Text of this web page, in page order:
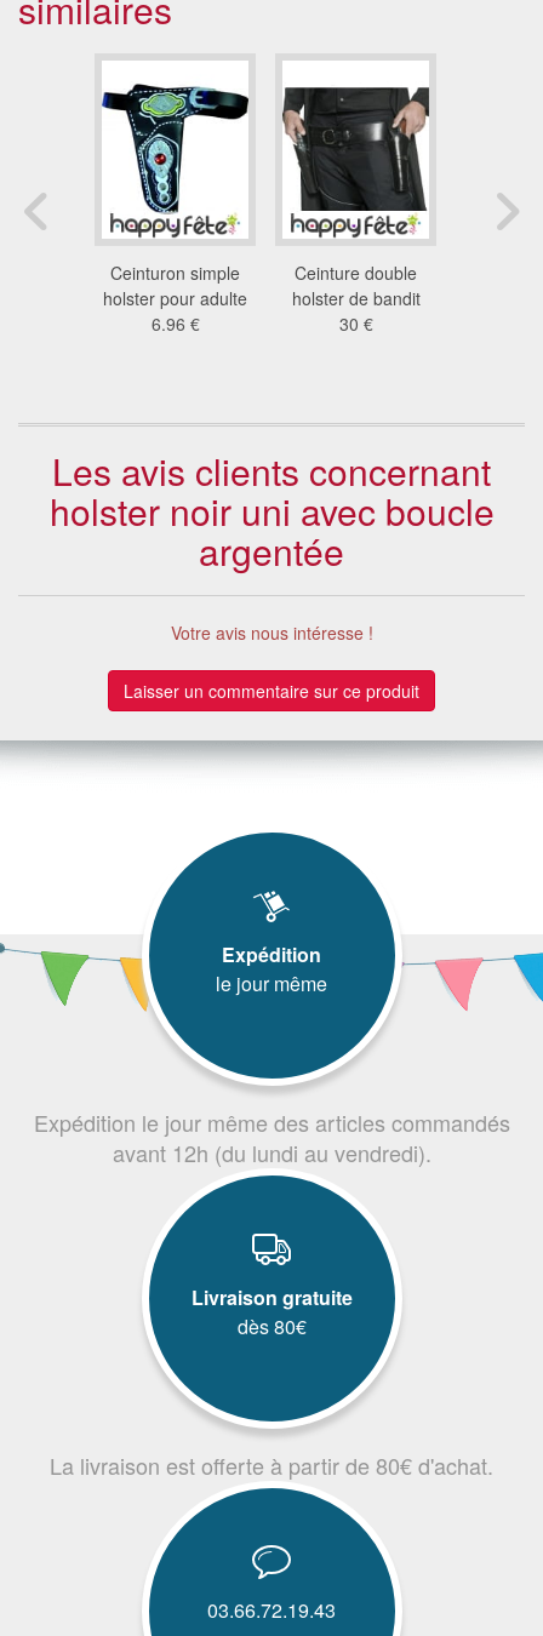
Ceinturon simple
holster pour adulte
6.96 €
Ceinture double
holster de bandit
30 €
Les avis clients concernant
holster noir uni avec boucle
argentée
Votre avis nous intéresse !
Laisser un commentaire sur ce produit
Expédition
le jour même
Expédition le jour même des articles commandés
avant 12h (du lundi au vendredi).
Livraison gratuite
dès 80€
La livraison est offerte à partir de 80€ d'achat.
03.66.72.19.43